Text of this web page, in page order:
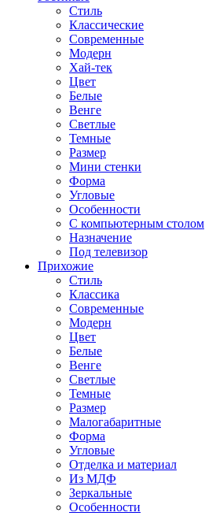
Стиль
Классические
Современные
Модерн
Хай-тек
Цвет
Белые
Венге
Светлые
Темные
Размер
Мини стенки
Форма
Угловые
Особенности
С компьютерным столом
Назначение
Под телевизор
Прихожие
Стиль
Классика
Современные
Модерн
Цвет
Белые
Венге
Светлые
Темные
Размер
Малогабаритные
Форма
Угловые
Отделка и материал
Из МДФ
Зеркальные
Особенности